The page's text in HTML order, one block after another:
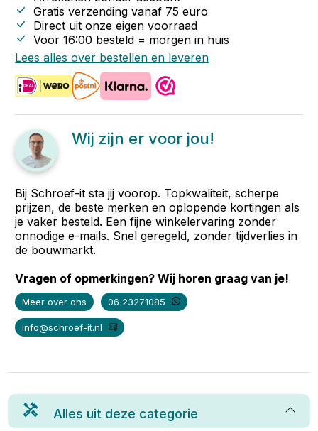
Gratis verzending vanaf 75 euro
Direct uit onze eigen voorraad
Voor 16:00 besteld = morgen in huis
Lees alles over bestellen en leveren
Wij zijn er voor jou!
Bij Schroef-it sta jij voorop. Topkwaliteit, scherpe
prijzen, de beste merken en oplopende kortingen als
je vaker besteld. Een fijne winkelervaring zonder
onnodige e-mails. Snel geregeld, zonder tijdverlies in
de bouwmarkt.
Vragen of opmerkingen? Wij horen graag van je!
Meer over ons 06 23271085
info@schroef-it.nl
Alles uit deze categorie